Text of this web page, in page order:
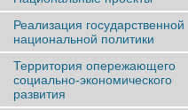
Реализация государственной
национальной политики
Территория опережающего
социально-экономического
развития